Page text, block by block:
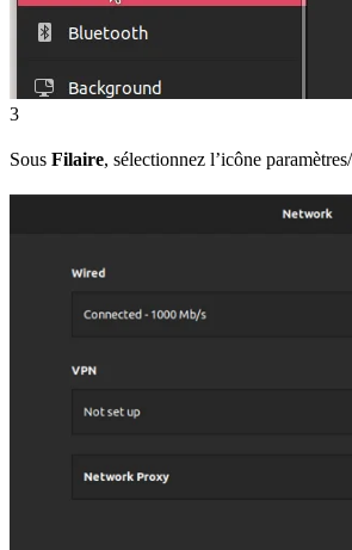
3
Sous Filaire, sélectionnez l’icône